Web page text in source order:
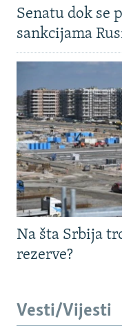
Senatu dok se
sankcijama
Na šta Srbija
rezerve?
Vesti/Vijesti